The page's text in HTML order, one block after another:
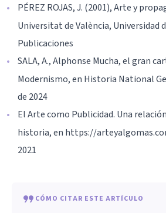
PÉREZ ROJAS, J. (2001), Arte y
Universitat de València, Universidad
Publicaciones
SALA, A., Alphonse Mucha, el gran
Modernismo, en Historia National
de 2024
El Arte como Publicidad. Una
historia, en https://
2021
CÓMO CITAR ESTE ARTÍCULO